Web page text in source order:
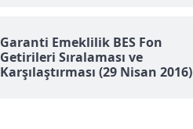
Garanti Emeklilik BES Fon
Getirileri Sıralaması ve
Karşılaştırması (29 Nisan 2016)